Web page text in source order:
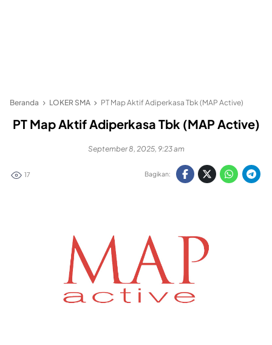
Beranda LOKER SMA PT Map Aktif Adiperkasa Tbk (MAP Active)
PT Map Aktif Adiperkasa Tbk (MAP Active)
September 8, 2025, 9:23 am
17 Bagikan: